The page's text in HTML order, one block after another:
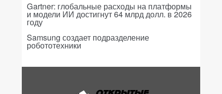
Gartner: глобальные расходы на платформы
и модели ИИ достигнут 64 млрд долл. в 2026
году
Samsung создает подразделение
робототехники